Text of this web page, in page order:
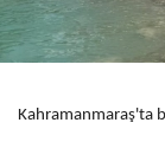
Kahramanmaraş'ta